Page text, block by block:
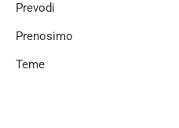
Prevodi
Prenosimo
Teme